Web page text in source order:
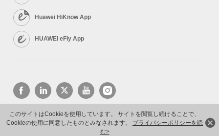
このサイトはCookieを使用しています。 サイトを閲覧し続けることで、
Cookieの使用に同意したものとみなされます。 プライバシーポリシーを読
む>
Huawei HiKnow App
HUAWEI eFly App
Copyright © 2026 Huawei Technologies Co., Ltd. All rights reserved.
プライバシーポリシー